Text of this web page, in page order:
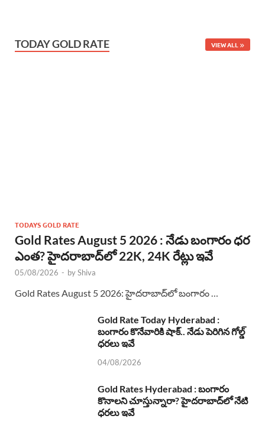
TODAY GOLD RATE VIEW ALL
TODAYS GOLD RATE
Gold Rates August 5 2026 : నేడు బంగారం ధర
ఎంత? హైదరాబాద్‌లో 22K, 24K రేట్లు ఇవే
05/08/2026 - byShiva
Gold Rates August 5 2026: హైదరాబాద్‌లో బంగారం …
Gold Rate Today Hyderabad :
బంగారం కొనేవారికి షాక్.. నేడు పెరిగిన గోల్డ్
ధరలు ఇవే
04/08/2026
Gold Rates Hyderabad : బంగారం
కొనాలని చూస్తున్నారా? హైదరాబాద్‌లో నేటి
ధరలు ఇవే